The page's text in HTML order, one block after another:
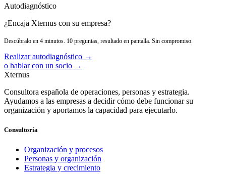
Autodiagnóstico
¿Encaja Xternus con su empresa?
Descúbralo en 4 minutos. 10 preguntas, resultado en pantalla. Sin compromiso.
Realizar autodiagnóstico →
o hablar con un socio →
Xternus
Consultora española de operaciones, personas y estrategia.
Ayudamos a las empresas a decidir cómo debe funcionar su
organización y aportamos la capacidad para ejecutarlo.
Consultoría
Organización y procesos
Personas y organización
Estrategia y crecimiento